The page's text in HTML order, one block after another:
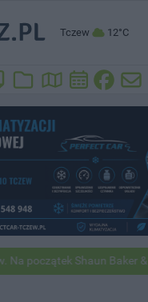
Tczew 12°C
początek Shaun Baker &